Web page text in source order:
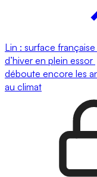
Lin : surface
d’hiver en plein essor
déboute encore les
au climat